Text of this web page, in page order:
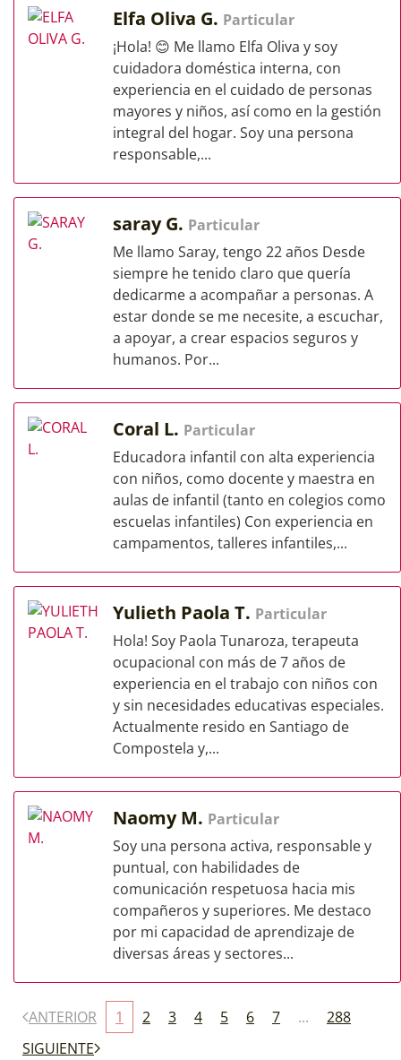
Elfa Oliva G. Particular
¡Hola! 😊 Me llamo Elfa Oliva y soy
cuidadora doméstica interna, con
experiencia en el cuidado de personas
mayores y niños, así como en la gestión
integral del hogar. Soy una persona
responsable,...
saray G. Particular
Me llamo Saray, tengo 22 años Desde
siempre he tenido claro que quería
dedicarme a acompañar a personas. A
estar donde se me necesite, a escuchar,
a apoyar, a crear espacios seguros y
humanos. Por...
Coral L. Particular
Educadora infantil con alta experiencia
con niños, como docente y maestra en
aulas de infantil (tanto en colegios como
escuelas infantiles) Con experiencia en
campamentos, talleres infantiles,...
Yulieth Paola T. Particular
Hola! Soy Paola Tunaroza, terapeuta
ocupacional con más de 7 años de
experiencia en el trabajo con niños con
y sin necesidades educativas especiales.
Actualmente resido en Santiago de
Compostela y,...
Naomy M. Particular
Soy una persona activa, responsable y
puntual, con habilidades de
comunicación respetuosa hacia mis
compañeros y superiores. Me destaco
por mi capacidad de aprendizaje de
diversas áreas y sectores...
ANTERIOR 1 2 3 4 5 6 7 ...
288
SIGUIENTE